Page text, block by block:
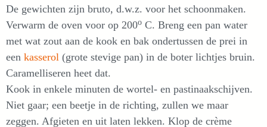
De gewichten zijn bruto, d.w.z. voor het schoonmaken.
Verwarm de oven voor op 200o C. Breng een pan water
met wat zout aan de kook en bak ondertussen de prei in
een kasserol (grote stevige pan) in de boter lichtjes bruin.
Caramelliseren heet dat.
Kook in enkele minuten de wortel- en pastinaakschijven.
Niet gaar; een beetje in de richting, zullen we maar
zeggen. Afgieten en uit laten lekken. Klop de crème